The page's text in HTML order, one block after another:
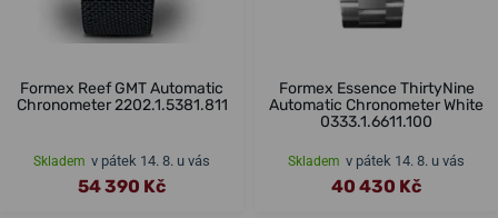
Formex Reef GMT Automatic
Chronometer 2202.1.5381.811
Skladem v pátek 14. 8. u vás
54 390 Kč
Formex Essence ThirtyNine
Automatic Chronometer White
0333.1.6611.100
Skladem v pátek 14. 8. u vás
40 430 Kč